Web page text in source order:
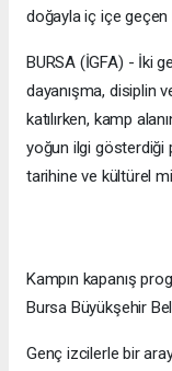
doğayla iç içe geçen
BURSA (İGFA) - İki
dayanışma, disiplin
katılırken, kamp
yoğun ilgi gösterdiği
tarihine ve kültürel
Kampın kapanış
Bursa Büyükşehir
Genç izcilerle bir